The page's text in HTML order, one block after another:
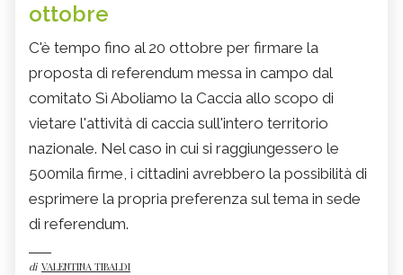
ottobre
C'è tempo fino al 20 ottobre per firmare la
proposta di referendum messa in campo dal
comitato Sì Aboliamo la Caccia allo scopo di
vietare l'attività di caccia sull'intero territorio
nazionale. Nel caso in cui si raggiungessero le
500mila firme, i cittadini avrebbero la possibilità di
esprimere la propria preferenza sul tema in sede
di referendum.
di VALENTINA TIBALDI